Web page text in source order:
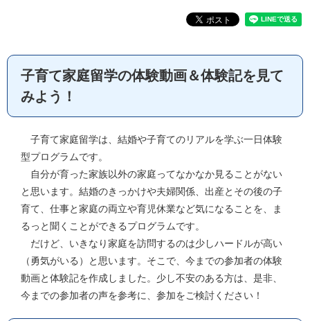
子育て家庭留学の体験動画＆体験記を見て
みよう！
子育て家庭留学は、結婚や子育てのリアルを学ぶ一日体験
型プログラムです。
自分が育った家族以外の家庭ってなかなか見ることがない
と思います。結婚のきっかけや夫婦関係、出産とその後の子
育て、仕事と家庭の両立や育児休業など気になることを、ま
るっと聞くことができるプログラムです。
だけど、いきなり家庭を訪問するのは少しハードルが高い
（勇気がいる）と思います。そこで、今までの参加者の体験
動画と体験記を作成しました。少し不安のある方は、是非、
今までの参加者の声を参考に、参加をご検討ください！